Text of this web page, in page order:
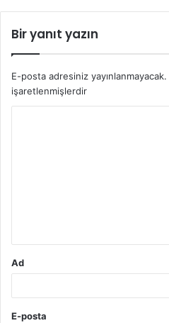
Bir yanıt yazın
E-posta adresiniz yayınlanmayacak.
işaretlenmişlerdir
Ad
E-posta